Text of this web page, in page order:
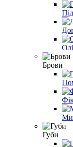
Брови
Губи